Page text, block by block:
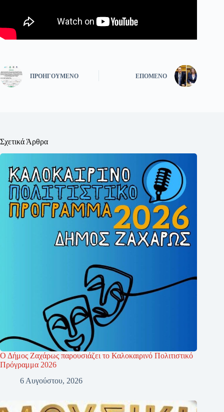
ΠΡΟΗΓΟΎΜΕΝΟ ΕΠΌΜΕΝΟ
Σχετικά Άρθρα
Ο Δήμος Ζαχάρως παρουσιάζει το Καλοκαιρινό Πολιτιστικό
Πρόγραμμα 2026
6 Αυγούστου, 2026